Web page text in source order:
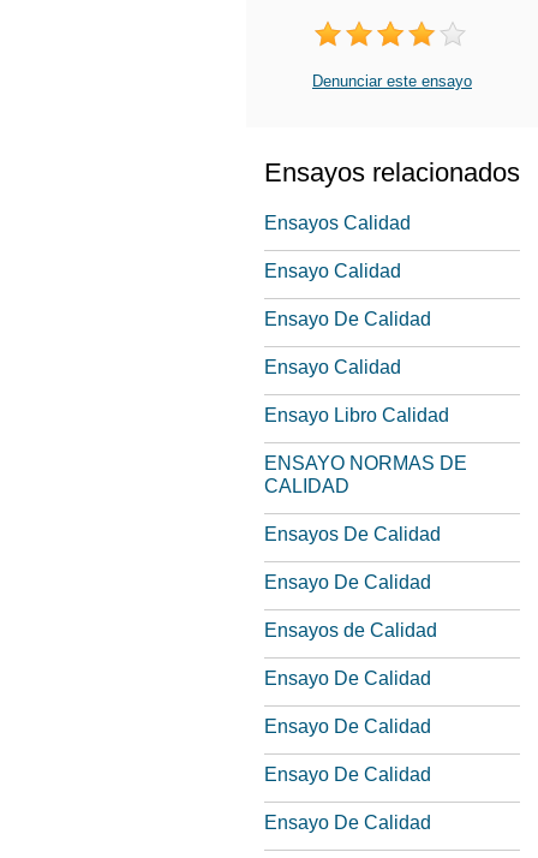
Denunciar este ensayo
Ensayos relacionados
Ensayos Calidad
Ensayo Calidad
Ensayo De Calidad
Ensayo Calidad
Ensayo Libro Calidad
ENSAYO NORMAS DE
CALIDAD
Ensayos De Calidad
Ensayo De Calidad
Ensayos de Calidad
Ensayo De Calidad
Ensayo De Calidad
Ensayo De Calidad
Ensayo De Calidad